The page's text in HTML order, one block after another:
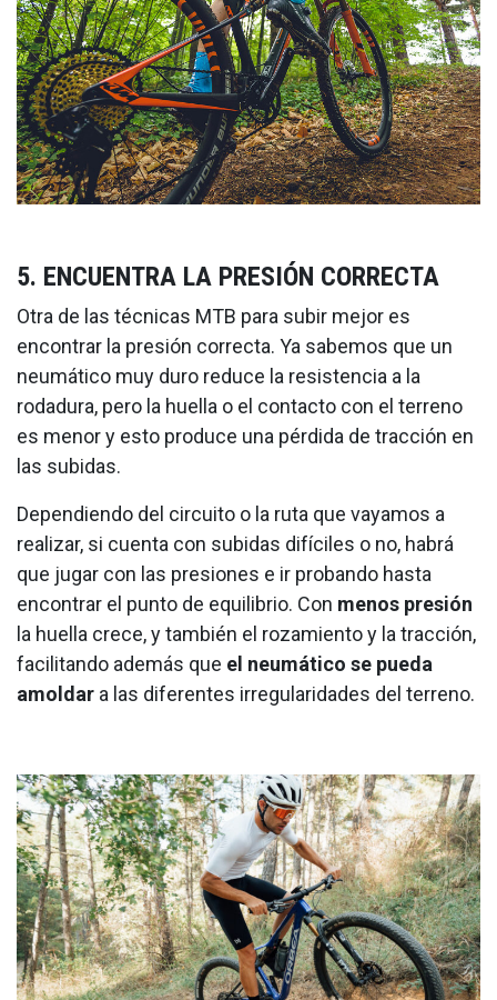
5. ENCUENTRA LA PRESIÓN CORRECTA
Otra de las técnicas MTB para subir mejor es
encontrar la presión correcta. Ya sabemos que un
neumático muy duro reduce la resistencia a la
rodadura, pero la huella o el contacto con el terreno
es menor y esto produce una pérdida de tracción en
las subidas.
Dependiendo del circuito o la ruta que vayamos a
realizar, si cuenta con subidas difíciles o no, habrá
que jugar con las presiones e ir probando hasta
encontrar el punto de equilibrio. Con menos presión
la huella crece, y también el rozamiento y la tracción,
facilitando además que el neumático se pueda
amoldar a las diferentes irregularidades del terreno.